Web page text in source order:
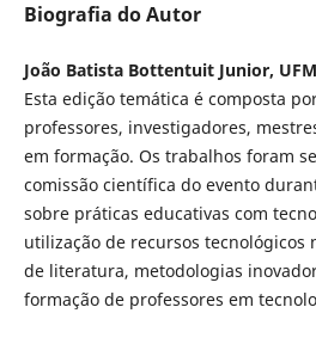
Biografia do Autor
João Batista Bottentuit Junior,
Esta edição temática é composta
professores, investigadores,
em formação. Os trabalhos foram
comissão científica do evento
sobre práticas educativas com
utilização de recursos tecnológicos
de literatura, metodologias
formação de professores em